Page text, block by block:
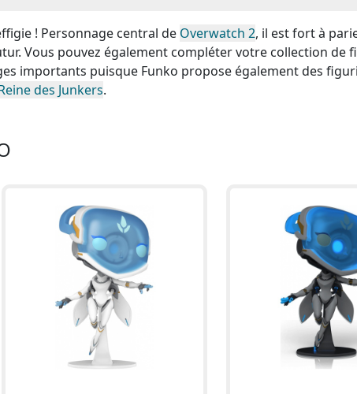
! Personnage central de Overwatch 2, il est fort à
Vous pouvez également compléter votre collection de
importants puisque Funko propose également des
des Junkers.